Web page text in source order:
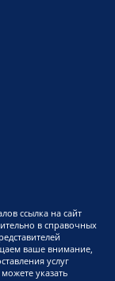
ссылка на сайт
в справочных
ваше внимание,
услуг
указать